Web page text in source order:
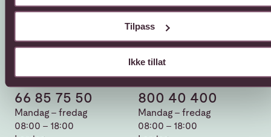
Tilpass
Ikke tillat
66 85 75 50
Mandag - fredag
08:00 - 18:00
Sende blomster
800 40 400
Mandag - fredag
08:00 - 18:00